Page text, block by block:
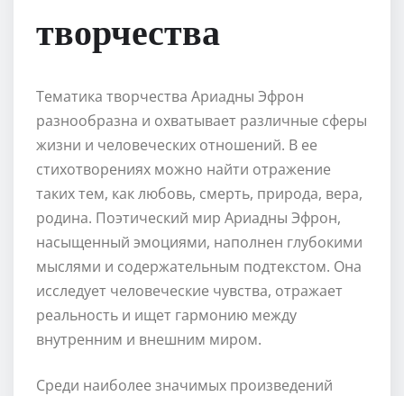
творчества
Тематика творчества Ариадны Эфрон
разнообразна и охватывает различные сферы
жизни и человеческих отношений. В ее
стихотворениях можно найти отражение
таких тем, как любовь, смерть, природа, вера,
родина. Поэтический мир Ариадны Эфрон,
насыщенный эмоциями, наполнен глубокими
мыслями и содержательным подтекстом. Она
исследует человеческие чувства, отражает
реальность и ищет гармонию между
внутренним и внешним миром.
Среди наиболее значимых произведений